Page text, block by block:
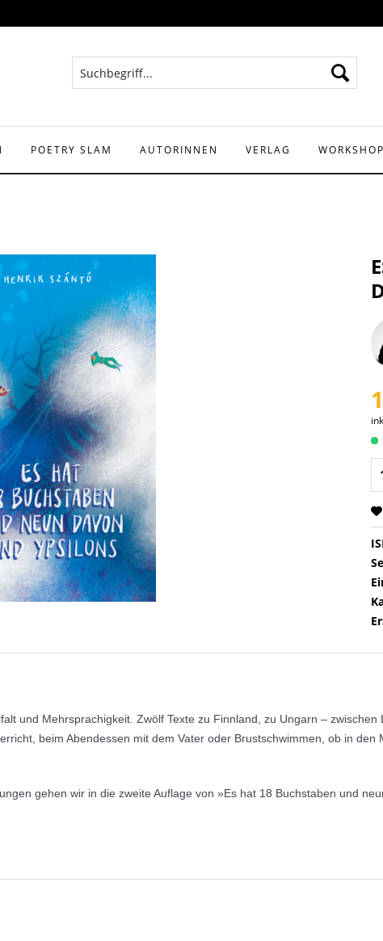
POETRY SLAM AUTORINNEN VERLAG
und Mehrsprachigkeit. Zwölf Texte zu Finnland, zu Ungarn –
beim Abendessen mit dem Vater oder Brustschwimmen, ob in
gehen wir in die zweite Auflage von »Es hat 18 Buchstaben und